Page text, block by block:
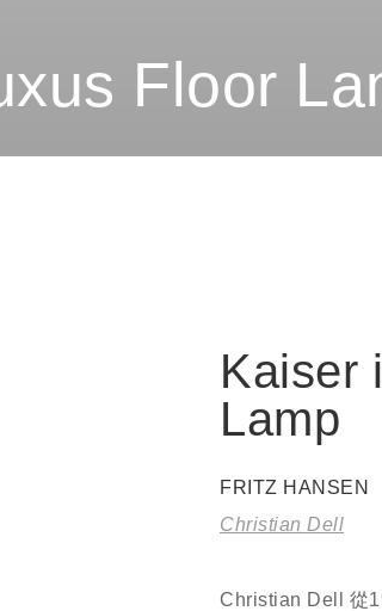
Floor
Kaiser
Lamp
FRITZ HANSEN
Christian Dell
Christian Dell 從